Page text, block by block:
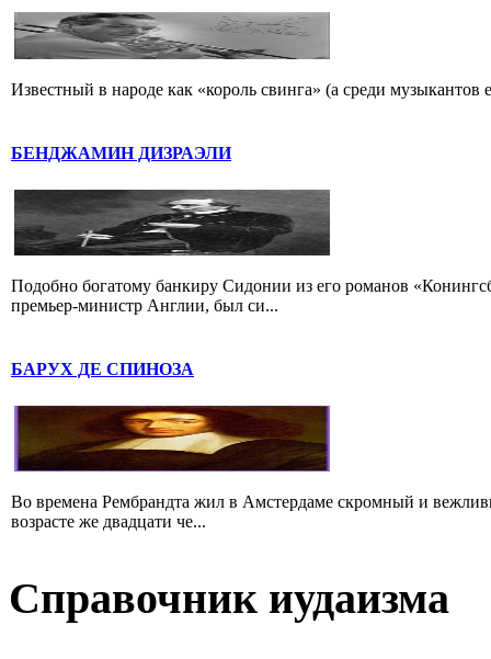
Известный в народе как «король свинга» (а среди
БЕНДЖАМИН ДИЗРАЭЛИ
Подобно богатому банкиру Сидонии из его романов
премьер-министр Англии, был си...
БАРУХ ДЕ СПИНОЗА
Во времена Рембрандта жил в Амстердаме скромный и
возрасте же двадцати че...
Справочник иудаизма